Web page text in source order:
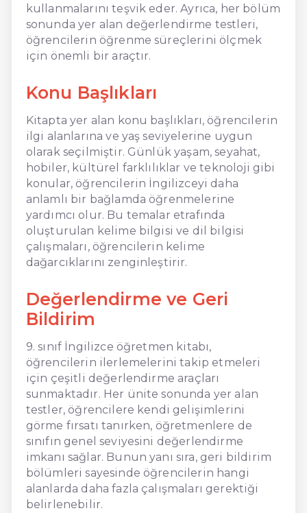
kullanmalarını teşvik eder. Ayrıca, her bölüm
sonunda yer alan değerlendirme testleri,
öğrencilerin öğrenme süreçlerini ölçmek
için önemli bir araçtır.
Konu Başlıkları
Kitapta yer alan konu başlıkları, öğrencilerin
ilgi alanlarına ve yaş seviyelerine uygun
olarak seçilmiştir. Günlük yaşam, seyahat,
hobiler, kültürel farklılıklar ve teknoloji gibi
konular, öğrencilerin İngilizceyi daha
anlamlı bir bağlamda öğrenmelerine
yardımcı olur. Bu temalar etrafında
oluşturulan kelime bilgisi ve dil bilgisi
çalışmaları, öğrencilerin kelime
dağarcıklarını zenginleştirir.
Değerlendirme ve Geri
Bildirim
9. sınıf İngilizce öğretmen kitabı,
öğrencilerin ilerlemelerini takip etmeleri
için çeşitli değerlendirme araçları
sunmaktadır. Her ünite sonunda yer alan
testler, öğrencilere kendi gelişimlerini
görme fırsatı tanırken, öğretmenlere de
sınıfın genel seviyesini değerlendirme
imkanı sağlar. Bunun yanı sıra, geri bildirim
bölümleri sayesinde öğrencilerin hangi
alanlarda daha fazla çalışmaları gerektiği
belirlenebilir.